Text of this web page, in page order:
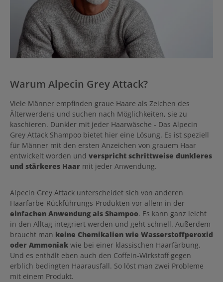
Warum Alpecin Grey Attack?
Viele Männer empfinden graue Haare als Zeichen des
Älterwerdens und suchen nach Möglichkeiten, sie zu
kaschieren. Dunkler mit jeder Haarwäsche - Das Alpecin
Grey Attack Shampoo bietet hier eine Lösung. Es ist speziell
für Männer mit den ersten Anzeichen von grauem Haar
entwickelt worden und verspricht schrittweise dunkleres
und stärkeres Haar mit jeder Anwendung.
Alpecin Grey Attack unterscheidet sich von anderen
Haarfarbe-Rückführungs-Produkten vor allem in der
einfachen Anwendung als Shampoo. Es kann ganz leicht
in den Alltag integriert werden und geht schnell. Außerdem
braucht man keine Chemikalien wie Wasserstoffperoxid
oder Ammoniak wie bei einer klassischen Haarfärbung.
Und es enthält eben auch den Coffein-Wirkstoff gegen
erblich bedingten Haarausfall. So löst man zwei Probleme
mit einem Produkt.